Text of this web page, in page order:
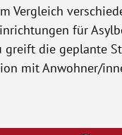
Vergleich
für
greift die geplante
mit Anwohner/